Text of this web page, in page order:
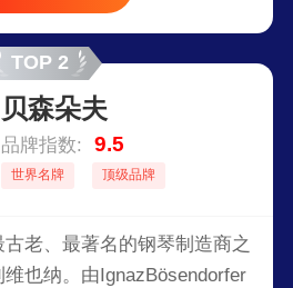
TOP 2
贝森朵夫
品牌指数: 9.5
世界名牌 顶级品牌
老、最著名的钢琴制造商之
也纳。由IgnazBösendorfer